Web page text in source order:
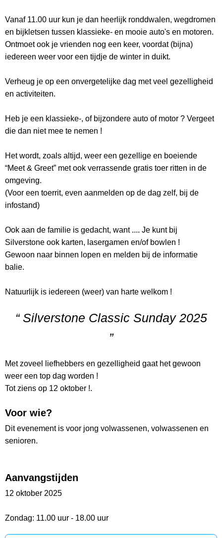
Vanaf 11.00 uur kun je dan heerlijk ronddwalen, wegdromen
en bijkletsen tussen klassieke- en mooie auto's en motoren.
Ontmoet ook je vrienden nog een keer, voordat (bijna)
iedereen weer voor een tijdje de winter in duikt.
Verheug je op een onvergetelijke dag met veel gezelligheid
en activiteiten.
Heb je een klassieke-, of bijzondere auto of motor ? Vergeet
die dan niet mee te nemen !
Het wordt, zoals altijd, weer een gezellige en boeiende
“Meet & Greet” met ook verrassende gratis toer ritten in de
omgeving.
(Voor een toerrit, even aanmelden op de dag zelf, bij de
infostand)
Ook aan de familie is gedacht, want .... Je kunt bij
Silverstone ook karten, lasergamen en/of bowlen !
Gewoon naar binnen lopen en melden bij de informatie
balie.
Natuurlijk is iedereen (weer) van harte welkom !
“ Silverstone Classic Sunday 2025
”
Met zoveel liefhebbers en gezelligheid gaat het gewoon
weer een top dag worden !
Tot ziens op 12 oktober !.
Voor wie?
Dit evenement is voor jong volwassenen, volwassenen en
senioren.
Aanvangstijden
12 oktober 2025
Zondag: 11.00 uur - 18.00 uur